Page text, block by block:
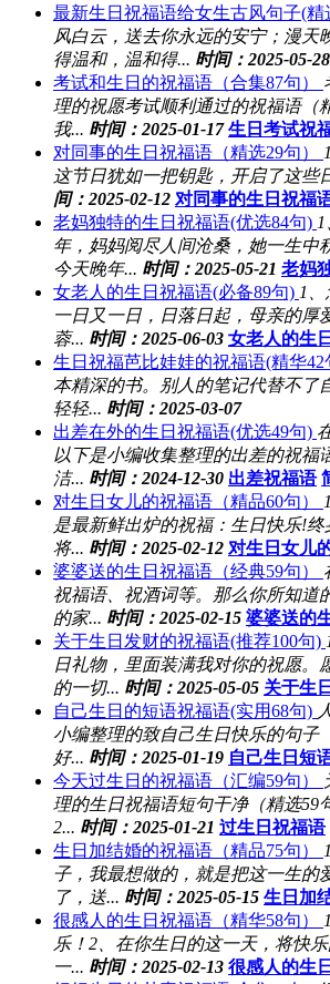
最新生日祝福语给女生古风句子(精
风白云，送去你永远的安宁；漫天
得温和，温和得... 时间：2025-05-28
考试和生日的祝福语（合集87句）
理的祝愿考试顺利通过的祝福语（
我... 时间：2025-01-17 生日考试祝
对同事的生日祝福语（精选29句）
这节日犹如一把钥匙，开启了这些
间：2025-02-12 对同事的生日祝福
老妈独特的生日祝福语(优选84句)
年，妈妈阅尽人间沧桑，她一生中
今天晚年... 时间：2025-05-21 老妈
女老人的生日祝福语(必备89句) 1
一日又一日，日落日起，母亲的厚
蓉... 时间：2025-06-03 女老人的生
生日祝福芭比娃娃的祝福语(精华42
本精深的书。别人的笔记代替不了
轻轻... 时间：2025-03-07
出差在外的生日祝福语(优选49句)
以下是小编收集整理的出差的祝福
洁... 时间：2024-12-30 出差祝福语
对生日女儿的祝福语（精品60句）
是最新鲜出炉的祝福：生日快乐!
将... 时间：2025-02-12 对生日女儿
婆婆送的生日祝福语（经典59句）
祝福语、祝酒词等。那么你所知道
的家... 时间：2025-02-15 婆婆送的
关于生日发财的祝福语(推荐100句)
日礼物，里面装满我对你的祝愿。
的一切... 时间：2025-05-05 关于生
自己生日的短语祝福语(实用68句)
小编整理的致自己生日快乐的句子
好... 时间：2025-01-19 自己生日短
今天过生日的祝福语（汇编59句）
理的生日祝福语短句干净（精选
2... 时间：2025-01-21 过生日祝福语
生日加结婚的祝福语（精品75句）
子，我最想做的，就是把这一生的
了，送... 时间：2025-05-15 生日加
很感人的生日祝福语（精华58句）
乐！2、在你生日的这一天，将快
一... 时间：2025-02-13 很感人的生